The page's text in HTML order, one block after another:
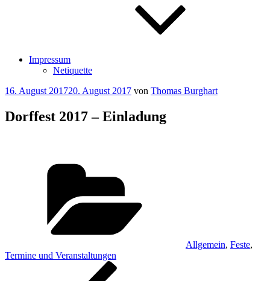
Impressum
Netiquette
Veröffentlicht
16. August 201720. August 2017 von Thomas Burghart
Dorffest 2017 – Einladung
Allgemein, Feste,
Termine und Veranstaltungen
Beitragsnavigation